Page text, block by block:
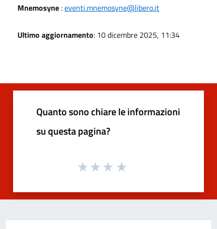
Mnemosyne :eventi.mnemosyne@libero.it
Ultimo aggiornamento: 10 dicembre 2025, 11:34
Quanto sono chiare le informazioni
su questa pagina?